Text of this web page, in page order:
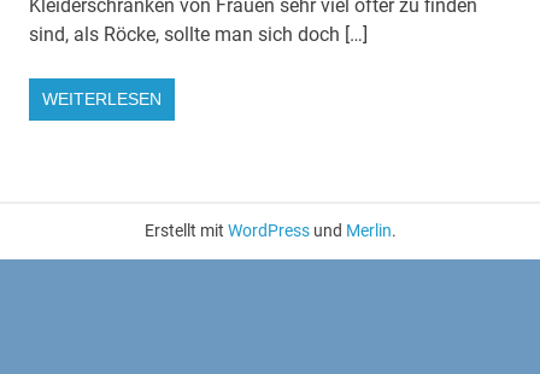
Kleiderschränken von Frauen sehr viel öfter zu finden
sind, als Röcke, sollte man sich doch […]
WEITERLESEN
Erstellt mit WordPressund Merlin.